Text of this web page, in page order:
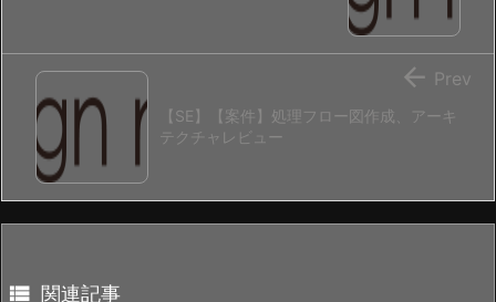
【SE】【案件】処理フロー図作成、アーキ
テクチャレビュー
 Prev
 関連記事